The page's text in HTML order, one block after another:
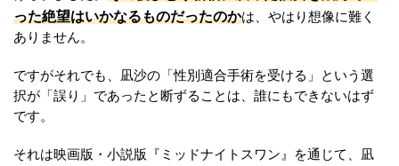
った絶望はいかなるものだったのかは、やはり想像に難く
ありません。
ですがそれでも、凪沙の「性別適合手術を受ける」という選
択が「誤り」であったと断ずることは、誰にもできないはず
です。
それは映画版・小説版『ミッドナイトスワン』を通じて、凪